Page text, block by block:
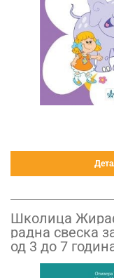
Школица
радна свеска
од 3 до 7